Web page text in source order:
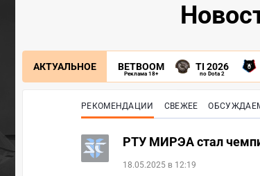
АКТУАЛЬНОЕ BETBOOM
Реклама 18+
TI 2026
по Dota 2
РЕКОМЕНДАЦИИ СВЕЖЕЕ
РТУ МИРЭА стал
18.05.2025 в 12:19